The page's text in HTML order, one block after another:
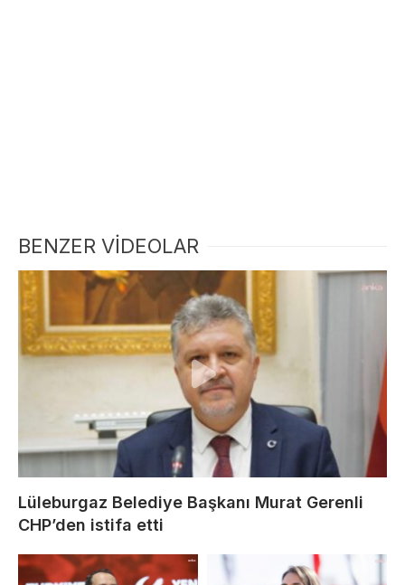
BENZER VİDEOLAR
Lüleburgaz Belediye Başkanı Murat Gerenli
CHP’den istifa etti